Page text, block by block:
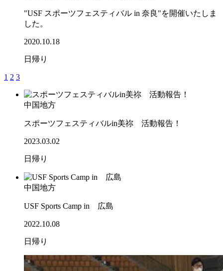
"USF スポーツフェスティバル in 奈良"を開催いたしま
した。
2020.10.18
日帰り
1 2 3
中国地方
スポーツフェスティバルin美祢 活動報告！
2023.03.02
日帰り
中国地方
USF Sports Camp in 広島
2022.10.08
日帰り